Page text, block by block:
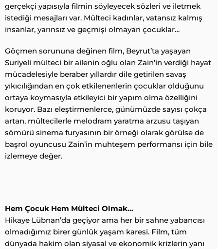
gerçekçi yapısıyla filmin söyleyecek sözleri ve iletmek
istediği mesajları var. Mülteci kadınlar, vatansız kalmış
insanlar, yarınsız ve geçmişi olmayan çocuklar…
Göçmen sorununa değinen film, Beyrut’ta yaşayan
Suriyeli mülteci bir ailenin oğlu olan Zain’in verdiği hayat
mücadelesiyle beraber yıllardır dile getirilen savaş
yıkıcılığından en çok etkilenenlerin çocuklar olduğunu
ortaya koymasıyla etkileyici bir yapım olma özelliğini
koruyor. Bazı eleştirmenlerce, günümüzde sayısı çokça
artan, mültecilerle melodram yaratma arzusu taşıyan
sömürü sinema furyasının bir örneği olarak görülse de
başrol oyuncusu Zain’in muhteşem performansı için bile
izlemeye değer.
Hem Çocuk Hem Mülteci Olmak…
Hikaye Lübnan’da geçiyor ama her bir sahne yabancısı
olmadığımız birer günlük yaşam karesi. Film, tüm
dünyada hakim olan siyasal ve ekonomik krizlerin yanı